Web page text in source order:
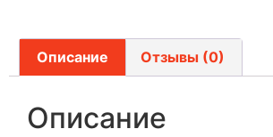
Описание Отзывы (0)
Описание